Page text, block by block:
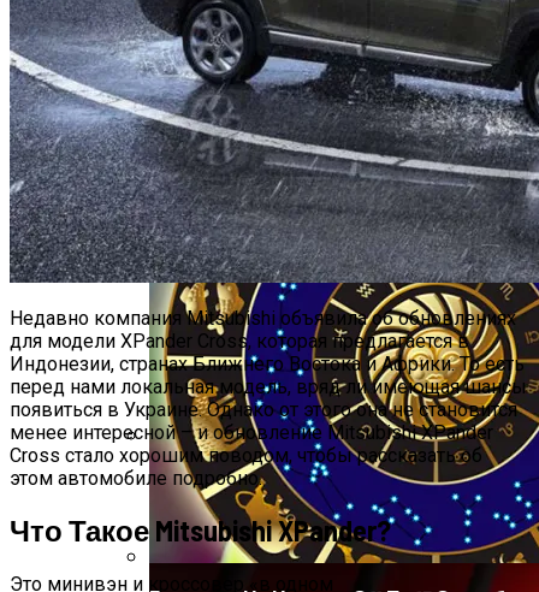
Электромобиль Xiaomi: Внешность Уже
Известна, Имя – Еще Нет
Что Нужно Успеть Завершить Ко Дню
Осеннего Равноденствия 23 Сентября
2023 Года: Пять Примет И Пять Очень
Важных Дел
Недавно компания Mitsubishi объявила об обновлениях
для модели XPander Cross, которая предлагается в
Индонезии, странах Ближнего Востока и Африки. То есть
перед нами локальная модель, вряд ли имеющая шансы
появиться в Украине. Однако от этого она не становится
менее интересной – и обновление Mitsubishi XPander
Cross стало хорошим поводом, чтобы рассказать об
этом автомобиле подробно.
Что Такое Mitsubishi XPander?
Это минивэн и кроссовер «в одном